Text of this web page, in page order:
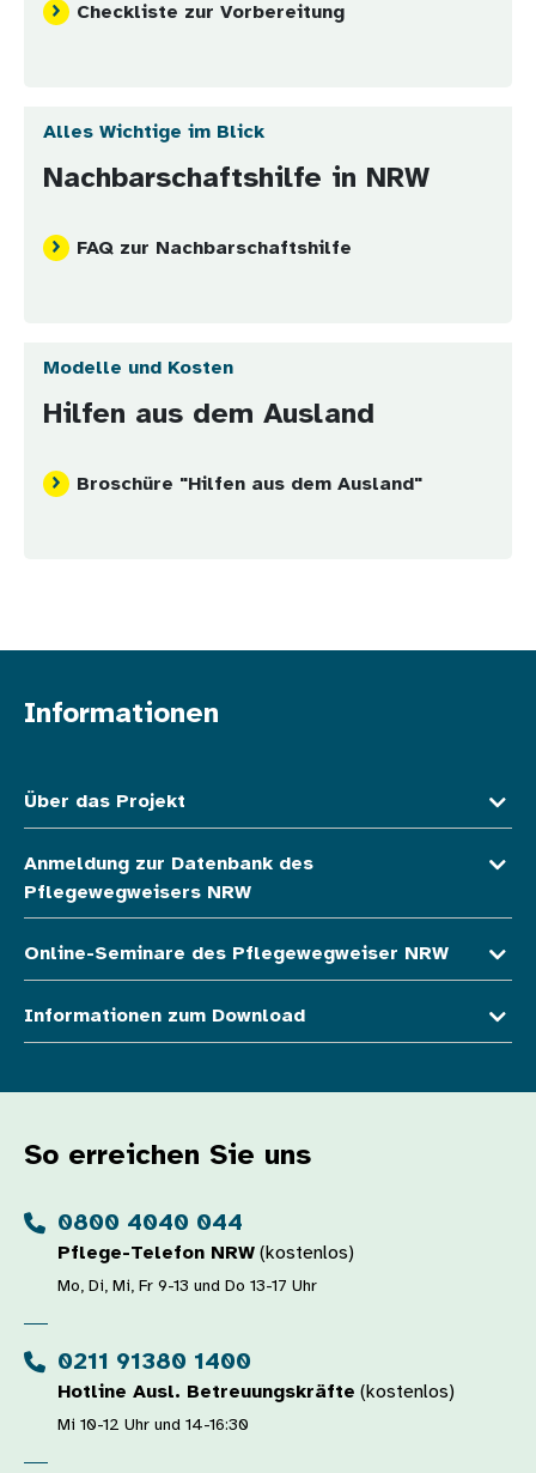
Checkliste zur Vorbereitung
Alles Wichtige im Blick
Nachbarschaftshilfe in NRW
FAQ zur Nachbarschaftshilfe
Modelle und Kosten
Hilfen aus dem Ausland
Broschüre "Hilfen aus dem Ausland"
Informationen
Über das Projekt
Anmeldung zur Datenbank des
Pflegewegweisers NRW
Online-Seminare des Pflegewegweiser NRW
Informationen zum Download
So erreichen Sie uns
0800 4040 044
Pflege-Telefon NRW (kostenlos)
Mo, Di, Mi, Fr 9-13 und Do 13-17 Uhr
0211 91380 1400
Hotline Ausl. Betreuungskräfte (kostenlos)
Mi 10-12 Uhr und 14-16:30